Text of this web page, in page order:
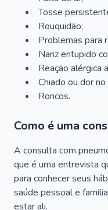
Tosse
Rouquidão;
Problemas para
Nariz entupido
Reação alérgica
Chiado ou dor
Roncos.
Como é uma
A consulta com
que é uma entrevista
para conhecer seus
saúde pessoal e
estar ali.